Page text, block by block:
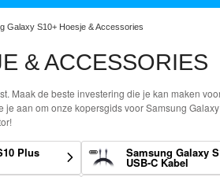
Galaxy S10+ Hoesje & Accessories
& ACCESSORIES
Maak de beste investering die je kan maken
aan om onze kopersgids voor Samsung
Plus Samsung Galaxy
USB-C Kabel